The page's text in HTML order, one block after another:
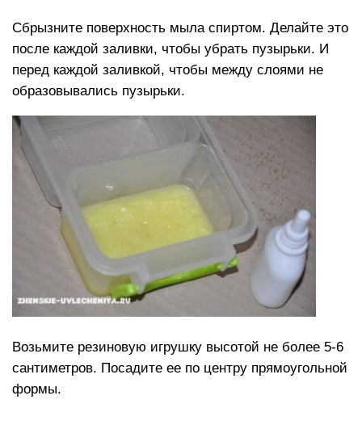
Сбрызните поверхность мыла спиртом. Делайте это
после каждой заливки, чтобы убрать пузырьки. И
перед каждой заливкой, чтобы между слоями не
образовывались пузырьки.
Возьмите резиновую игрушку высотой не более 5-6
сантиметров. Посадите ее по центру прямоугольной
формы.